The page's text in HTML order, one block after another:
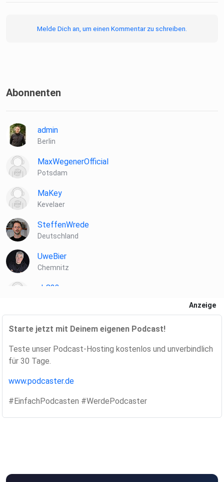
Kontakt: gezielt@podcaster.email
LinkedIn: https://www.linkedin.com/berlinwithfabio/
Gezielt auf allen Plattformen abonnieren:
Gesprächspartner: Michael Greth
https://www.podcast.de/podcast/1621710/sharepointpod
cast-der-modern-workplace-podcast
Melde Dich an, um einen Kommentar zu schreiben.
Abonnenten
admin
Berlin
MaxWegenerOfficial
Potsdam
MaKey
Kevelaer
SteffenWrede
Deutschland
UweBier
Chemnitz
nb823
Berlin
MB2060
Düsseldorf
mediradio
Anzeige
Starte jetzt mit Deinem eigenen Podcast!
Teste unser Podcast-Hosting kostenlos und unverbindlich
für 30 Tage.
www.podcaster.de
#EinfachPodcasten #WerdePodcaster